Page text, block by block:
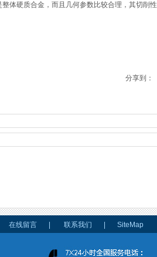
体硬质合金，而且几何参数比较合理，其切削性
分享到：
在线留言 联系我们 SiteMap